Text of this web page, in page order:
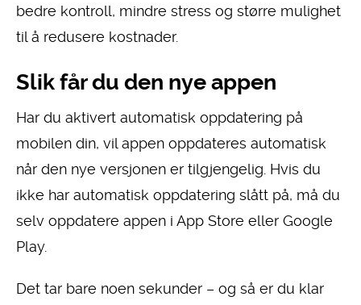
bedre kontroll, mindre stress og større mulighet
til å redusere kostnader.
Slik får du den nye appen
Har du aktivert automatisk oppdatering på
mobilen din, vil appen oppdateres automatisk
når den nye versjonen er tilgjengelig. Hvis du
ikke har automatisk oppdatering slått på, må du
selv oppdatere appen i App Store eller Google
Play.
Det tar bare noen sekunder – og så er du klar